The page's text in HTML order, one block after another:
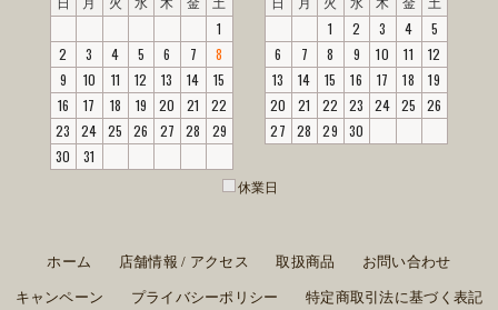
日
月 火 水 木 金 土
1
2
3 4 5 6 7
8
9
10 11 12 13 14
15
16
17 18 19 20 21
22
23
24 25 26 27 28
29
30
31
日
月 火 水 木 金 土
1 2 3 4
5
6
7 8 9 10 11
12
13
14 15 16 17 18
19
20
21 22 23 24 25
26
27
28 29 30
休業日
ホーム 店舗情報 / アクセス 取扱商品 お問い合わせ
キャンペーン プライバシーポリシー 特定商取引法に基づく表記